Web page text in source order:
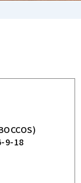
9-18